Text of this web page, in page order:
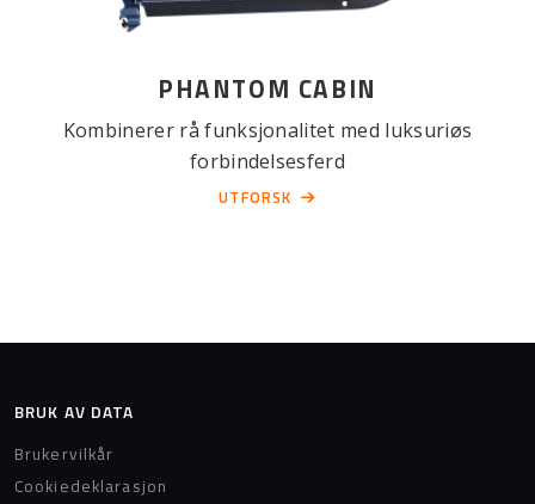
PHANTOM CABIN
Kombinerer rå funksjonalitet med luksuriøs
forbindelsesferd
UTFORSK
BRUK AV DATA
Brukervilkår
Cookiedeklarasjon